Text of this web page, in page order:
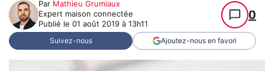
Par Mathieu Grumiaux
Expert maison connectée
Publié le 01 août 2019 à 13h11
0
Suivez-nous Ajoutez-nous en favori